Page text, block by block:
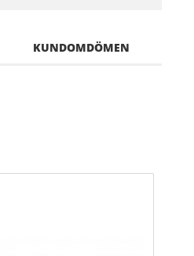
KUNDOMDÖMEN